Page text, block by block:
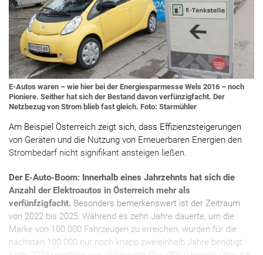
E-Autos waren – wie hier bei der Energiesparmesse Wels 2016 – noch
Pioniere. Seither hat sich der Bestand davon verfünzigfacht. Der
Netzbezug von Strom blieb fast gleich. Foto: Starmühler
Am Beispiel Österreich zeigt sich, dass Effizienzsteigerungen
von Geräten und die Nutzung von Erneuerbaren Energien den
Strombedarf nicht signifikant ansteigen ließen.
Der E-Auto-Boom: Innerhalb eines Jahrzehnts hat sich die
Anzahl der Elektroautos in Österreich mehr als
verfünfzigfacht. Besonders bemerkenswert ist der Zeitraum
von 2022 bis 2025: Während es zehn Jahre dauerte, um die
Marke von 100.000 Fahrzeugen zu erreichen, wurden für die
nächsten 100.000 nur noch knapp zweieinhalb Jahre benötigt.